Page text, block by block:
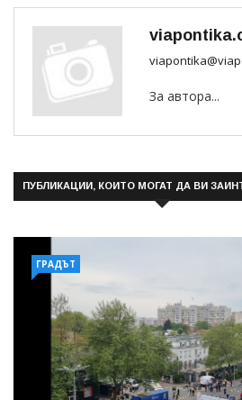
За автора...
ПУБЛИКАЦИИ, КОИТО МОГАТ ДА ВИ
ГРАДЪТ